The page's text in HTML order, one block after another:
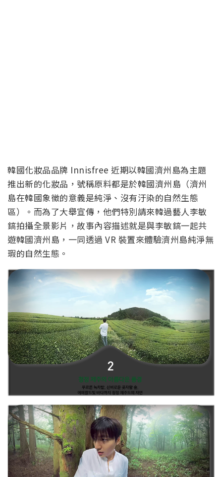
韓國化妝品品牌 Innisfree 近期以韓國濟州島為主題
推出新的化妝品，號稱原料都是於韓國濟州島（濟州
島在韓國象徵的意義是純淨、沒有汙染的自然生態
區）。而為了大舉宣傳，他們特別請來韓過藝人李敏
鎬拍攝全景影片，故事內容描述就是與李敏鎬一起共
遊韓國濟州島，一同透過 VR 裝置來體驗濟州島純淨無
瑕的自然生態。